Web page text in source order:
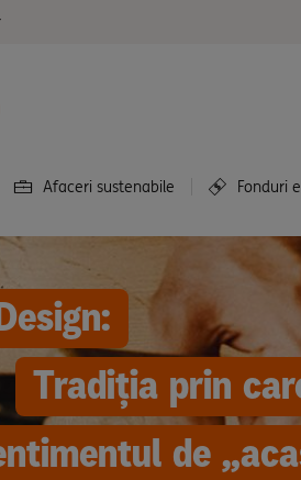
Afaceri sustenabile Fonduri
Tradiția prin
de